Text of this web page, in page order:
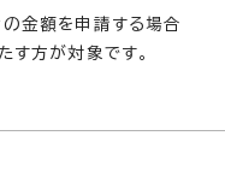
金額を申請する場合
す方が対象です。